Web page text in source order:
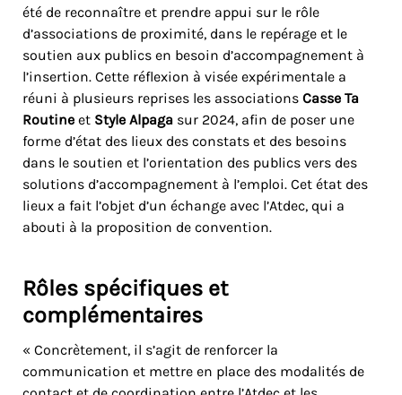
été de reconnaître et prendre appui sur le rôle
d’associations de proximité, dans le repérage et le
soutien aux publics en besoin d’accompagnement à
l’insertion. Cette réflexion à visée expérimentale a
réuni à plusieurs reprises les associations Casse Ta
Routine et Style Alpaga sur 2024, afin de poser une
forme d’état des lieux des constats et des besoins
dans le soutien et l’orientation des publics vers des
solutions d’accompagnement à l’emploi. Cet état des
lieux a fait l’objet d’un échange avec l’Atdec, qui a
abouti à la proposition de convention.
Rôles spécifiques et
complémentaires
« Concrètement, il s’agit de renforcer la
communication et mettre en place des modalités de